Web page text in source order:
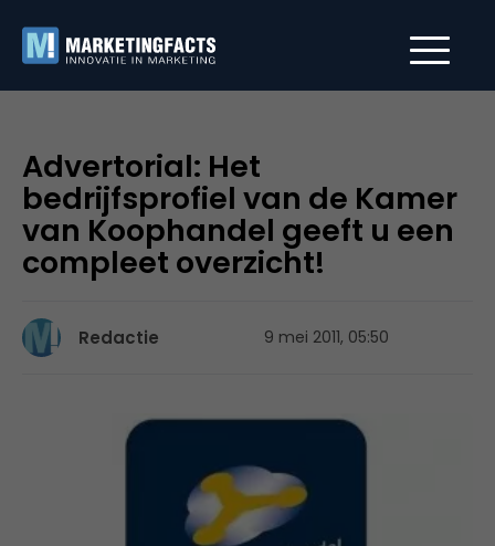
Advertorial: Het
bedrijfsprofiel van de Kamer
van Koophandel geeft u een
compleet overzicht!
Redactie 9 mei 2011, 05:50